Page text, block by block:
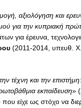
αξιολόγηση και
για την κυπριακή
για έρευνα,
(2011-2014, υπευθ.
τέχνη και την
εκπαίδευση»
είχε ως στόχο να